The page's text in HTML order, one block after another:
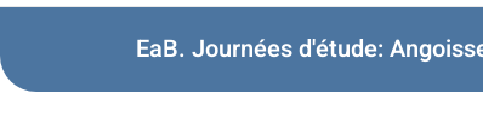
EaB. Journées d'étude: